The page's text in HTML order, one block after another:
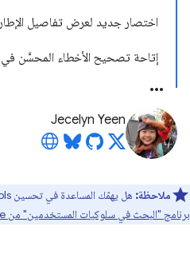
اختصار جديد لعرض تفاصيل الإطار
إتاحة تصحيح الأخطاء المحسَّن في CORS
Jecelyn Yeen
ملاحظة: هل يهمّك المساعدة في تحسين DevTools؟ يمكنك الاشتراك للمشاركة في
برنامج "البحث في سلوكيات المستخدمين" من Google هنا